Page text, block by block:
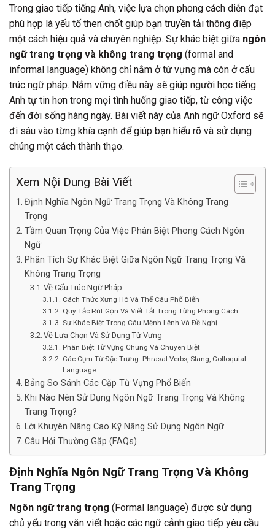
Trong giao tiếp tiếng Anh, việc lựa chọn phong cách diễn đạt
phù hợp là yếu tố then chốt giúp bạn truyền tải thông điệp
một cách hiệu quả và chuyên nghiệp. Sự khác biệt giữa ngôn
ngữ trang trọng và không trang trọng (formal and
informal language) không chỉ nằm ở từ vựng mà còn ở cấu
trúc ngữ pháp. Nắm vững điều này sẽ giúp người học tiếng
Anh tự tin hơn trong mọi tình huống giao tiếp, từ công việc
đến đời sống hàng ngày. Bài viết này của Anh ngữ Oxford sẽ
đi sâu vào từng khía cạnh để giúp bạn hiểu rõ và sử dụng
chúng một cách thành thạo.
Xem Nội Dung Bài Viết
Định Nghĩa Ngôn Ngữ Trang Trọng Và Không Trang
Trọng
Tầm Quan Trọng Của Việc Phân Biệt Phong Cách Ngôn
Ngữ
Phân Tích Sự Khác Biệt Giữa Ngôn Ngữ Trang Trọng Và
Không Trang Trọng
Về Cấu Trúc Ngữ Pháp
Cách Thức Xưng Hô Và Thể Câu Phổ Biến
Quy Tắc Rút Gọn Và Viết Tắt Trong Từng Phong Cách
Sự Khác Biệt Trong Câu Mệnh Lệnh Và Đề Nghị
Về Lựa Chọn Và Sử Dụng Từ Vựng
Phân Biệt Từ Vựng Chung Và Chuyên Biệt
Các Cụm Từ Đặc Trưng: Phrasal Verbs, Slang, Colloquial
Language
Bảng So Sánh Các Cặp Từ Vựng Phổ Biến
Khi Nào Nên Sử Dụng Ngôn Ngữ Trang Trọng Và Không
Trang Trọng?
Lời Khuyên Nâng Cao Kỹ Năng Sử Dụng Ngôn Ngữ
Câu Hỏi Thường Gặp (FAQs)
Định Nghĩa Ngôn Ngữ Trang Trọng Và Không
Trang Trọng
Ngôn ngữ trang trọng (Formal language) được sử dụng
chủ yếu trong văn viết hoặc các ngữ cảnh giao tiếp yêu cầu